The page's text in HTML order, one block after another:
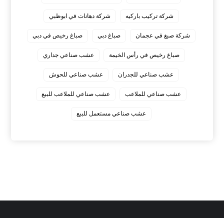
شركة تركيب باركيه شركة دهانات في ابوظبي
شركة صبغ في عجمان صباغ دبي صباغ رخيص في دبي
صباغ رخيص في رأس الخيمة عشب صناعي جداري
عشب صناعي للجدران عشب صناعي للحوش
عشب صناعي للملاعب عشب صناعي للملاعب للبيع
عشب صناعي مستعمل للبيع